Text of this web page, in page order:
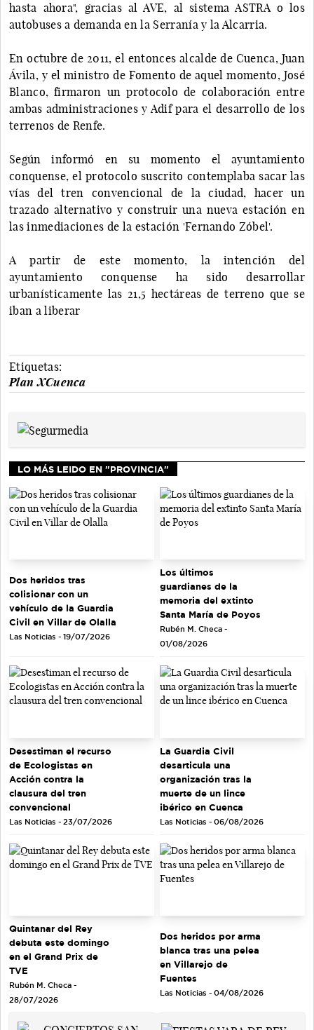
hasta ahora", gracias al AVE, al sistema ASTRA o los
autobuses a demanda en la Serranía y la Alcarria.
En octubre de 2011, el entonces alcalde de Cuenca, Juan
Ávila, y el ministro de Fomento de aquel momento, José
Blanco, firmaron un protocolo de colaboración entre
ambas administraciones y Adif para el desarrollo de los
terrenos de Renfe.
Según informó en su momento el ayuntamiento
conquense, el protocolo suscrito contemplaba sacar las
vías del tren convencional de la ciudad, hacer un
trazado alternativo y construir una nueva estación en
las inmediaciones de la estación 'Fernando Zóbel'.
A partir de este momento, la intención del
ayuntamiento conquense ha sido desarrollar
urbanísticamente las 21,5 hectáreas de terreno que se
iban a liberar
Etiquetas:
Plan XCuenca
LO MÁS LEIDO EN "PROVINCIA"
Dos heridos tras
colisionar con un
vehículo de la Guardia
Civil en Villar de Olalla
Las Noticias - 19/07/2026
Los últimos
guardianes de la
memoria del extinto
Santa María de Poyos
Rubén M. Checa -
01/08/2026
Desestiman el recurso
de Ecologistas en
Acción contra la
clausura del tren
convencional
Las Noticias - 23/07/2026
La Guardia Civil
desarticula una
organización tras la
muerte de un lince
ibérico en Cuenca
Las Noticias - 06/08/2026
Quintanar del Rey
debuta este domingo
en el Grand Prix de
TVE
Rubén M. Checa -
28/07/2026
Dos heridos por arma
blanca tras una pelea
en Villarejo de
Fuentes
Las Noticias - 04/08/2026